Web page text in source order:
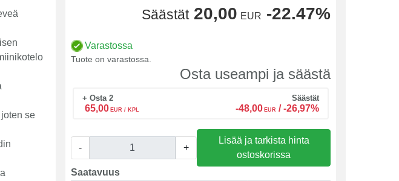
se
Säästät20,00 EUR -22.47%
Varastossa
Tuote on varastossa.
Osta useampi ja säästä
+ Osta 2
65,00 EUR / KPL
Säästät
-48,00 EUR / -26,97%
- +
Lisää ja tarkista hinta
ostoskorissa
Saatavuus